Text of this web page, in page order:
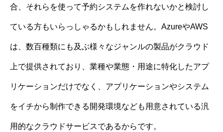
合、それらを使って予約システムを作れないかと検討し
ている方もいらっしゃるかもしれません。AzureやAWS
は、数百種類にも及ぶ様々なジャンルの製品がクラウド
上で提供されており、業種や業態・用途に特化したアプ
リケーションだけでなく、アプリケーションやシステム
をイチから制作できる開発環境なども用意されている汎
用的なクラウドサービスであるからです。